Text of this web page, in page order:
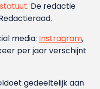
. De redactie
media: Instragram,
per jaar verschijnt
gedeeltelijk aan